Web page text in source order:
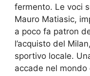
fermento. Le voci
Mauro Matiasic,
a poco fa patron
l’acquisto del
sportivo locale.
accade nel